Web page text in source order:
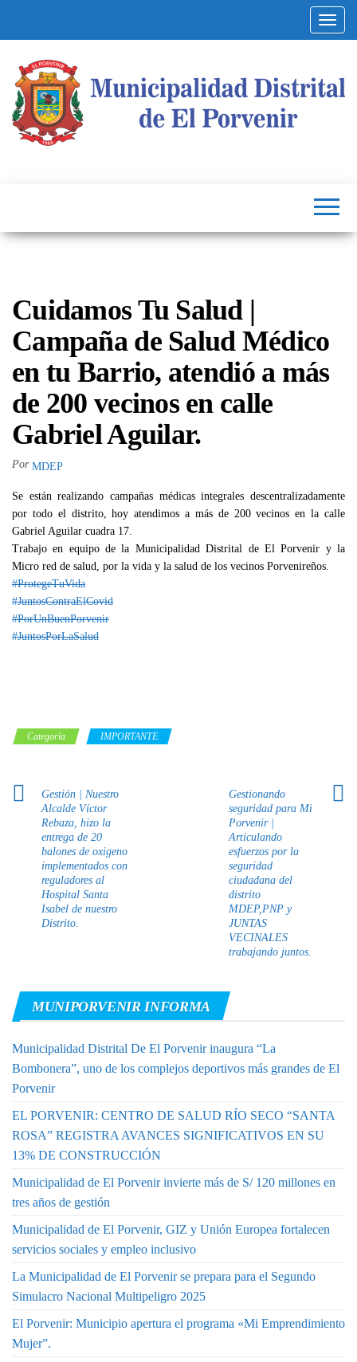
Cuidamos Tu Salud |
Campaña de Salud Médico
en tu Barrio, atendió a más
de 200 vecinos en calle
Gabriel Aguilar.
Por MDEP
Se están realizando campañas médicas integrales descentralizadamente
por todo el distrito, hoy atendimos a más de 200 vecinos en la calle
Gabriel Aguilar cuadra 17.
Trabajo en equipo de la Municipalidad Distrital de El Porvenir y la
Micro red de salud, por la vida y la salud de los vecinos Porvenireños.
#ProtegeTuVida
#JuntosContraElCovid
#PorUnBuenPorvenir
#JuntosPorLaSalud
Categoría IMPORTANTE
Gestión | Nuestro
Alcalde Víctor
Rebaza, hizo la
entrega de 20
balones de oxigeno
implementados con
reguladores al
Hospital Santa
Isabel de nuestro
Distrito.
Gestionando
seguridad para Mi
Porvenir |
Articulando
esfuerzos por la
seguridad
ciudadana del
distrito
MDEP,PNP y
JUNTAS
VECINALES
trabajando juntos.
MUNIPORVENIR INFORMA
Municipalidad Distrital De El Porvenir inaugura “La
Bombonera”, uno de los complejos deportivos más grandes de El
Porvenir
EL PORVENIR: CENTRO DE SALUD RÍO SECO “SANTA
ROSA” REGISTRA AVANCES SIGNIFICATIVOS EN SU
13% DE CONSTRUCCIÓN
Municipalidad de El Porvenir invierte más de S/ 120 millones en
tres años de gestión
Municipalidad de El Porvenir, GIZ y Unión Europea fortalecen
servicios sociales y empleo inclusivo
La Municipalidad de El Porvenir se prepara para el Segundo
Simulacro Nacional Multipeligro 2025
El Porvenir: Municipio apertura el programa «Mi Emprendimiento
Mujer”.